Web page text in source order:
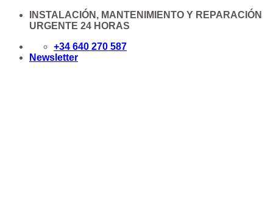
Saltar
INSTALACIÓN, MANTENIMIENTO Y REPARACIÓN
URGENTE 24 HORAS
+34 640 270 587
Newsletter